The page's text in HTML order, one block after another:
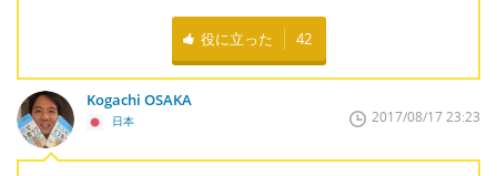
役に立った 42
Kogachi OSAKA
日本 2017/08/17 23:23